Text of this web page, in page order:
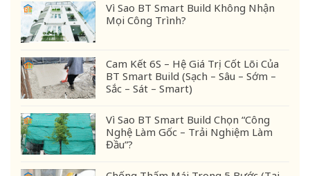
Vì Sao BT Smart Build Không Nhận
Mọi Công Trình?
Cam Kết 6S – Hệ Giá Trị Cốt Lõi Của
BT Smart Build (Sạch – Sâu – Sớm –
Sắc – Sát – Smart)
Vì Sao BT Smart Build Chọn “Công
Nghệ Làm Gốc – Trải Nghiệm Làm
Đầu”?